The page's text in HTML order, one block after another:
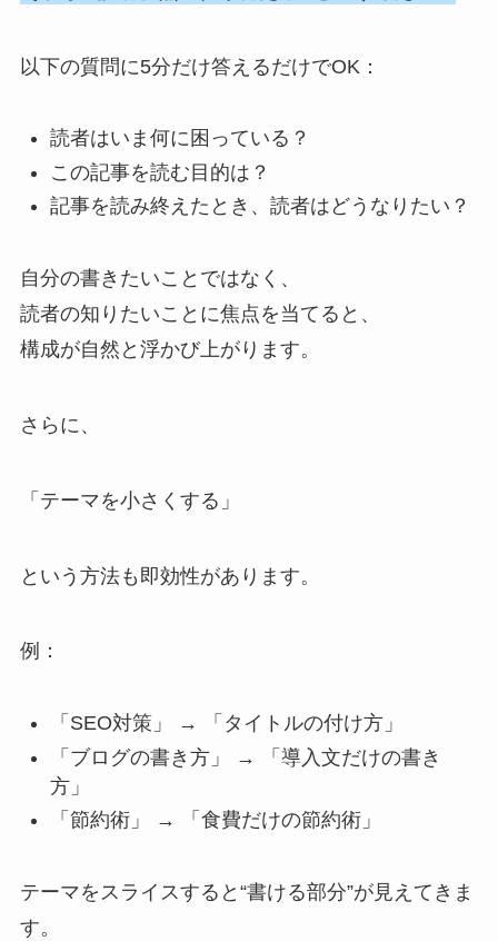
以下の質問に5分だけ答えるだけでOK：
読者はいま何に困っている？
この記事を読む目的は？
記事を読み終えたとき、読者はどうなりたい？
自分の書きたいことではなく、
読者の知りたいことに焦点を当てると、
構成が自然と浮かび上がります。
さらに、
「テーマを小さくする」
という方法も即効性があります。
例：
「SEO対策」 → 「タイトルの付け方」
「ブログの書き方」 → 「導入文だけの書き
方」
「節約術」 → 「食費だけの節約術」
テーマをスライスすると“書ける部分”が見えてきま
す。